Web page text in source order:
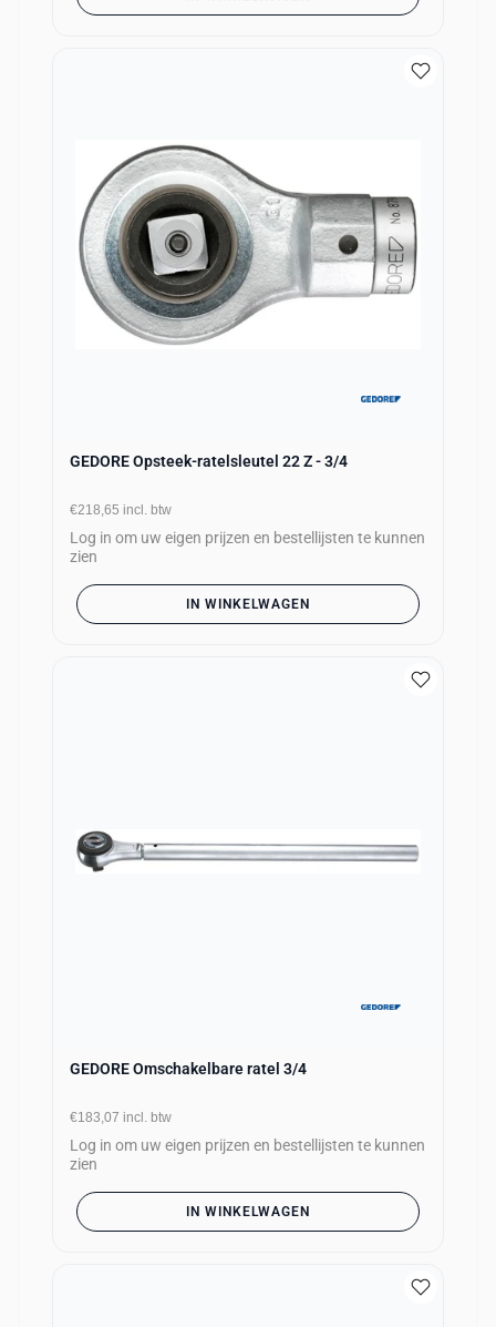
GEDORE Opsteek-ratelsleutel 22 Z - 3/4
€218,65 incl. btw
Log in om uw eigen prijzen en bestellijsten te kunnen
zien
IN WINKELWAGEN
GEDORE Omschakelbare ratel 3/4
€183,07 incl. btw
Log in om uw eigen prijzen en bestellijsten te kunnen
zien
IN WINKELWAGEN